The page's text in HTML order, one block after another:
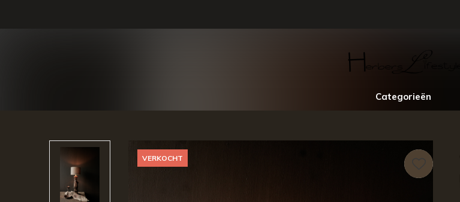
Categorieën
VERKOCHT